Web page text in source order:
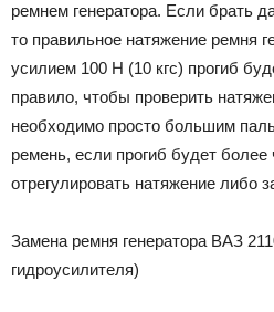
ремнем генератора. Если брать
то правильное натяжение ремня
усилием 100 Н (10 кгс) прогиб
правило, чтобы проверить
необходимо просто большим
ремень, если прогиб будет
отрегулировать натяжение либо
Замена ремня генератора ВАЗ
гидроусилителя)